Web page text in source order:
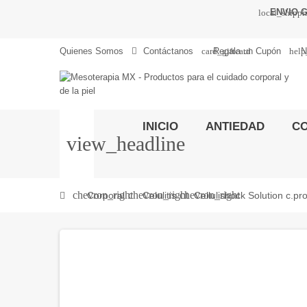
ENVIO
Quienes Somos Contáctanos card_giftcard
Regala un Cupón
view_headline
INICIO ANTIEDAD
chevron_right
Corporal chevron_right
Celulitis chevron_right
Cellulishock Solution